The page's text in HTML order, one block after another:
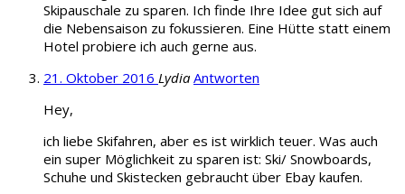
Skipauschale zu sparen. Ich finde Ihre Idee gut sich auf
die Nebensaison zu fokussieren. Eine Hütte statt einem
Hotel probiere ich auch gerne aus.
21. Oktober 2016 Lydia Antworten
Hey,
ich liebe Skifahren, aber es ist wirklich teuer. Was auch
ein super Möglichkeit zu sparen ist: Ski/ Snowboards,
Schuhe und Skistecken gebraucht über Ebay kaufen.